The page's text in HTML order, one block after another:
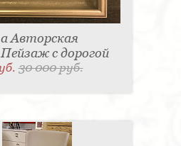
Авторская
с дорогой
30 000 руб.